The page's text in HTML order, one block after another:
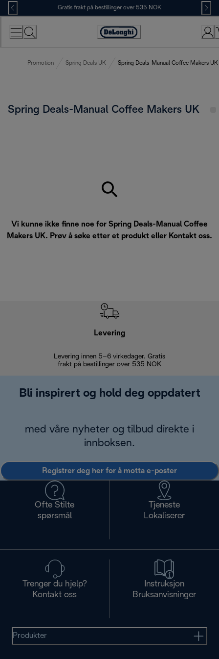
Skip
to
Content
Gratis frakt på bestillinger over 535 NOK
Accessibility
Promotion Spring Deals UK Spring Deals-Manual Coffee Makers UK
Spring Deals-Manual Coffee Makers UK
Vi kunne ikke finne noe for Spring Deals-Manual Coffee
Makers UK. Prøv å søke etter et produkt eller Kontakt oss.
Levering
Levering innen 5–6 virkedager. Gratis
frakt på bestillinger over 535 NOK
Bli inspirert og hold deg oppdatert
med våre nyheter og tilbud direkte i
innboksen.
Registrer deg her for å motta e-poster
Ofte Stilte
spørsmål
Tjeneste
Lokaliserer
Trenger du hjelp?
Kontakt oss
Instruksjon
Bruksanvisninger
Produkter